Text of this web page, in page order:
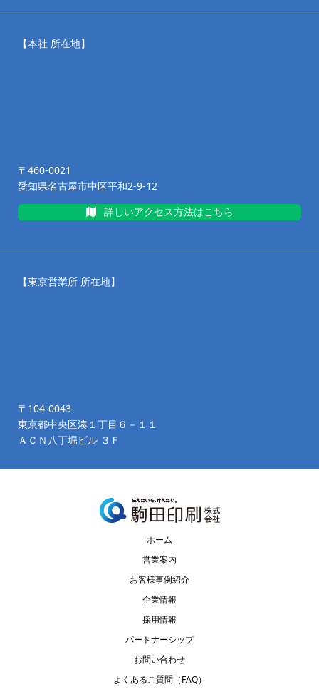
【本社 所在地】
〒460-0021
愛知県名古屋市中区平和2-9-12
詳しいアクセス方法はこちら
【東京営業所 所在地】
〒104-0043
東京都中央区湊１丁目６－１１
ＡＣＮ八丁堀ビル ３Ｆ
ホーム
営業案内
お客様事例紹介
企業情報
採用情報
パートナーシップ
お問い合わせ
よくあるご質問（FAQ）